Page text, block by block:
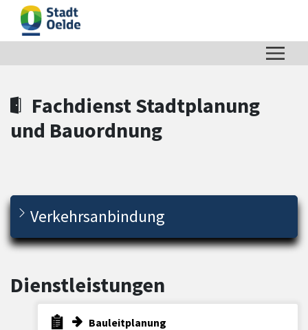
Zum Header
Zum Hauptinhalt
Zum Footer
Zum Hauptinhalt springen
Fachdienst Stadtplanung
und Bauordnung
Verkehrsanbindung
Dienstleistungen
Bauleitplanung